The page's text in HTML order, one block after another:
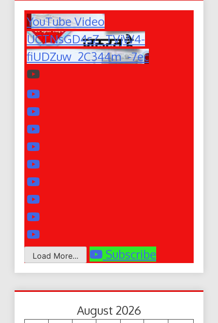
YouTube Video
UCTNsGD4sZ_TVjW4-
fiUDZuw_2C344m_-7ec
Load More... Subscribe
August 2026